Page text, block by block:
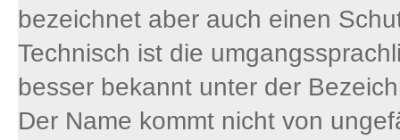
bezeichnet aber auch einen
Technisch ist die
besser bekannt unter der
Der Name kommt nicht von